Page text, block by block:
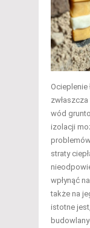
Ocieplenie
wód
izolacji
straty
wpłynąć
także na
istotne